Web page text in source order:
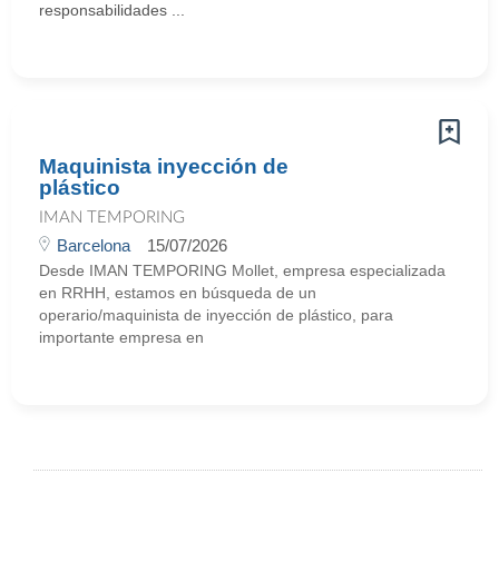
responsabilidades ...
Maquinista inyección de
plástico
IMAN TEMPORING
Barcelona 15/07/2026
Desde IMAN TEMPORING Mollet, empresa especializada
en RRHH, estamos en búsqueda de un
operario/maquinista de inyección de plástico, para
importante empresa en